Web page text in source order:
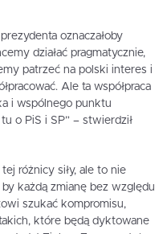
oznaczałoby
działać pragmatycznie,
patrzeć na polski interes i
Ale ta współpraca
i wspólnego punktu
o PiS i SP” – stwierdził
różnicy siły, ale to nie
każdą zmianę bez względu
szukać kompromisu,
które będą dyktowane